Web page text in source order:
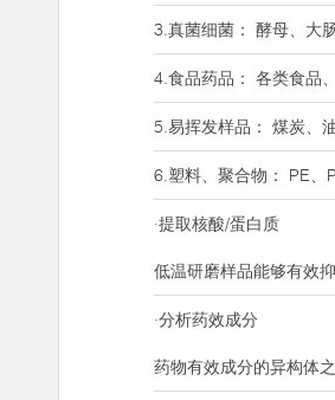
3.真菌细菌： 酵母、大
4.食品药品： 各类食品
5.易挥发样品： 煤炭、
6.塑料、聚合物： PE、
·提取核酸/蛋白质
低温研磨样品能够有效
·分析药效成分
药物有效成分的异构体